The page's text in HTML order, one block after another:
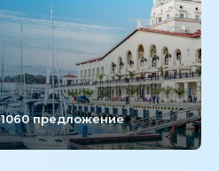
1060 предложение